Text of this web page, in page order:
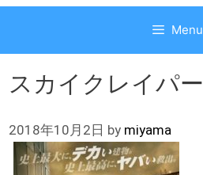
ス
ス
Menu
スカイクレイパー
2018年10月2日 by miyama